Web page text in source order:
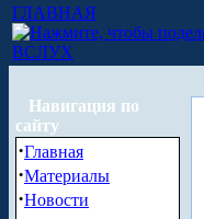
ГЛАВНАЯ
ВСЛУХ
Навигация по
сайту
·Главная
·Материалы
·Новости